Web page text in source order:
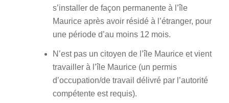
s’installer de façon permanente à l’île
Maurice après avoir résidé à l’étranger, pour
une période d’au moins 12 mois.
N’est pas un citoyen de l’île Maurice et vient
travailler à l’île Maurice (un permis
d’occupation/de travail délivré par l’autorité
compétente est requis).